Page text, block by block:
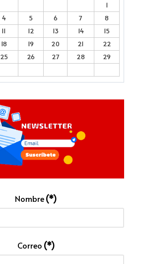
1
4 5 6 7
8
11 12 13 14
15
18 19 20 21
22
25 26 27 28
29
Nombre(*)
Correo (*)